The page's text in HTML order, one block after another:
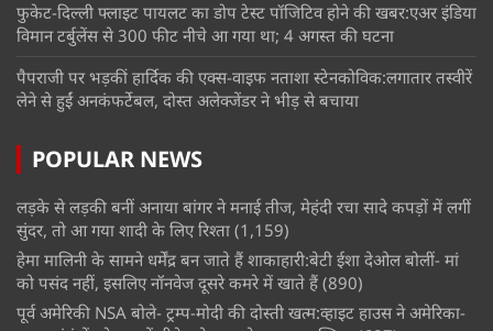
फुकेट-दिल्ली फ्लाइट पायलट का डोप टेस्ट पॉजिटिव होने की खबर:एअर इंडिया
विमान टर्बुलेंस से 300 फीट नीचे आ गया था; 4 अगस्त की घटना
पैपराजी पर भड़कीं हार्दिक की एक्स-वाइफ नताशा स्टेनकोविक:लगातार तस्वीरें
लेने से हुईं अनकंफर्टेबल, दोस्त अलेक्जेंडर ने भीड़ से बचाया
POPULAR NEWS
लड़के से लड़की बनीं अनाया बांगर ने मनाई तीज, मेहंदी रचा सादे कपड़ों में लगीं
सुंदर, तो आ गया शादी के लिए रिश्ता (1,159)
हेमा मालिनी के सामने धर्मेंद्र बन जाते हैं शाकाहारी:बेटी ईशा देओल बोलीं- मां
को पसंद नहीं, इसलिए नॉनवेज दूसरे कमरे में खाते हैं (890)
पूर्व अमेरिकी NSA बोले- ट्रम्प-मोदी की दोस्ती खत्म:व्हाइट हाउस ने अमेरिका-